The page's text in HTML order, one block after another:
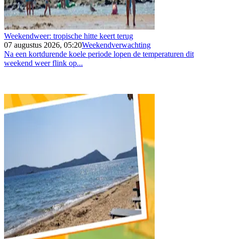
Weekendweer: tropische hitte keert terug
07 augustus 2026, 05:20Weekendverwachting
Na een kortdurende koele periode lopen de temperaturen dit
weekend weer flink op...